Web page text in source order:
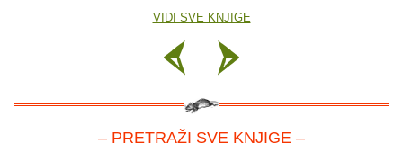
VIDI SVE KNJIGE
– PRETRAŽI SVE KNJIGE –